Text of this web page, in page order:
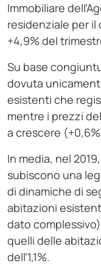
Immobiliare
residenziale per il
+4,9% del
Su base
dovuta
esistenti che
mentre i prezzi
a crescere
In media, nel
subiscono una
di dinamiche di
abitazioni
dato
quelli delle
dell’1,1%.